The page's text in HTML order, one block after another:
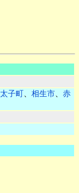
太子町、 相生市、 赤